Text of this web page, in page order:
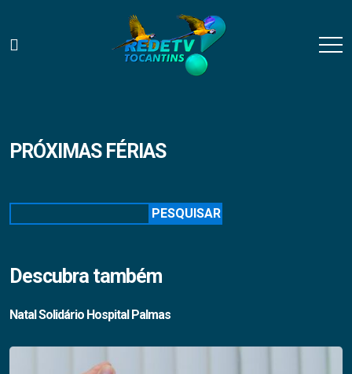
PRÓXIMAS FÉRIAS
PESQUISAR
Descubra também
Natal Solidário Hospital Palmas